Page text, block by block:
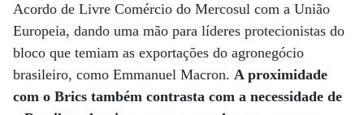
Acordo de Livre Comércio do Mercosul com a União
Europeia, dando uma mão para líderes protecionistas do
bloco que temiam as exportações do agronegócio
brasileiro, como Emmanuel Macron. A proximidade
com o Brics também contrasta com a necessidade de